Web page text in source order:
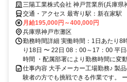
三陽工業株式会社 神戸営業所(兵庫県
交通・アクセス 最寄り駅：新在家駅
月給195,000円～400,000円
兵庫県神戸市灘区
勤務時間詳細 実働時間：1日あたり8
り18日 〜 22日 08：00～17：00 平
時間 ・配属部署により勤務時間に変
仕事内容 大手メーカー工場勤務♪ 製
験者の方でも挑戦できる作業です。